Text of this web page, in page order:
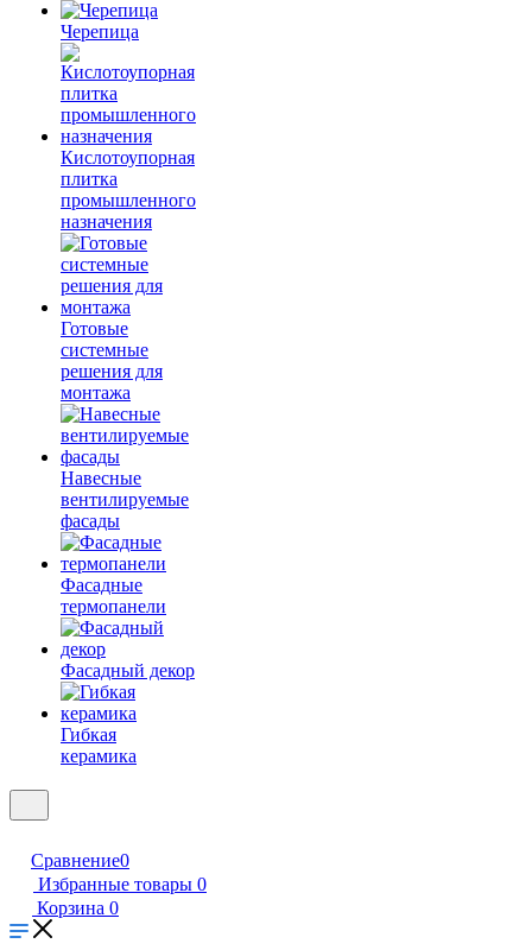
Черепица
Кислотоупорная
плитка
промышленного
назначения
Готовые
системные
решения для
монтажа
Навесные
вентилируемые
фасады
Фасадные
термопанели
Фасадный декор
Гибкая
керамика
Сравнение0
Избранные товары 0
Корзина 0